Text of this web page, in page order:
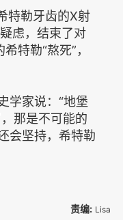
特勒牙齿的X射
虑，结束了对
特勒“熬死”，
家说：“地堡
那是不可能的
会坚持，希特勒
责编: Lisa